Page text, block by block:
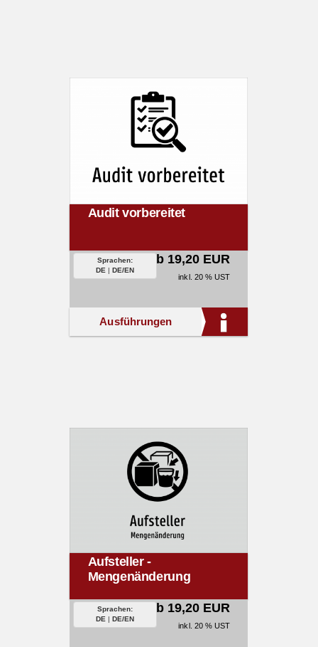
Audit vorbereitet
Sprachen:
DE | DE/EN
ab 19,20 EUR
inkl. 20 % UST
Ausführungen
Aufsteller -
Mengenänderung
Sprachen:
DE | DE/EN
ab 19,20 EUR
inkl. 20 % UST